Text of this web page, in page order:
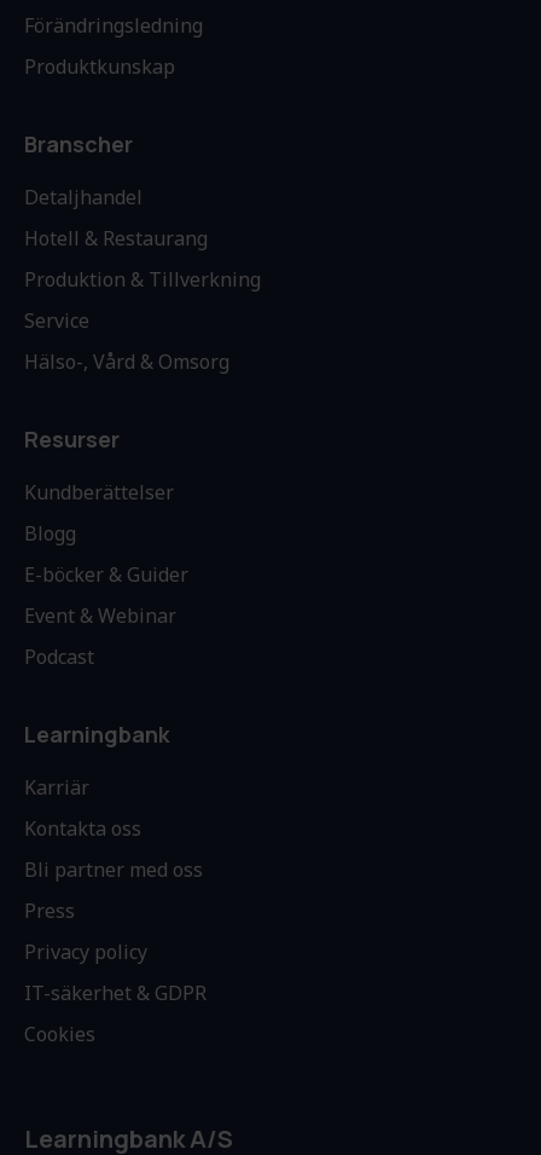
Förändringsledning
Produktkunskap
Branscher
Detaljhandel
Hotell & Restaurang
Produktion & Tillverkning
Service
Hälso-, Vård & Omsorg
Resurser
Kundberättelser
Blogg
E-böcker & Guider
Event & Webinar
Podcast
Learningbank
Karriär
Kontakta oss
Bli partner med oss
Press
Privacy policy
IT-säkerhet & GDPR
Cookies
Learningbank A/S